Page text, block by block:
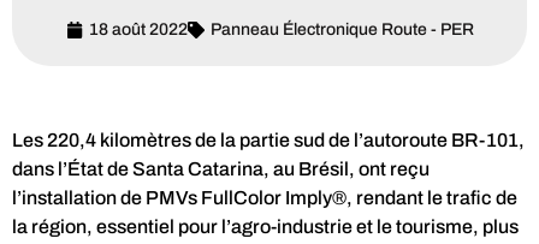
18 août 2022 Panneau Électronique Route - PER
Les 220,4 kilomètres de la partie sud de l’autoroute BR-101,
dans l’État de Santa Catarina, au Brésil, ont reçu
l’installation de PMVs FullColor Imply®, rendant le trafic de
la région, essentiel pour l’agro-industrie et le tourisme, plus